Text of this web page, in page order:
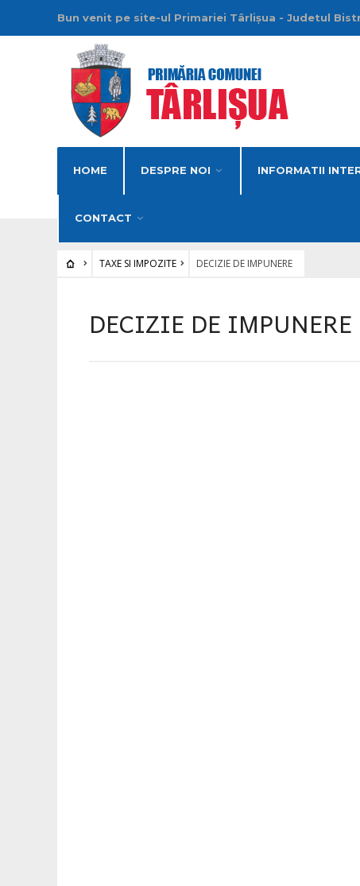
Bun venit pe site-ul Primariei Târlișua - Judetul
HOME DESPRE NOI INFORMATII
CONTACT
TAXE SI IMPOZITE DECIZIE DE IMPUNERE
DECIZIE DE IMPUNERE